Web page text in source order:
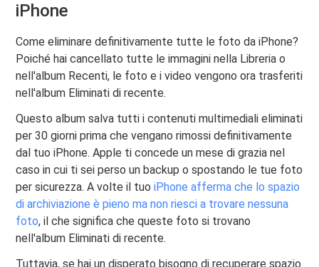
iPhone
Come eliminare definitivamente tutte le foto da iPhone?
Poiché hai cancellato tutte le immagini nella Libreria o
nell'album Recenti, le foto e i video vengono ora trasferiti
nell'album Eliminati di recente.
Questo album salva tutti i contenuti multimediali eliminati
per 30 giorni prima che vengano rimossi definitivamente
dal tuo iPhone. Apple ti concede un mese di grazia nel
caso in cui ti sei perso un backup o spostando le tue foto
per sicurezza. A volte il tuoiPhone afferma che lo spazio
di archiviazione è pieno ma non riesci a trovare nessuna
foto, il che significa che queste foto si trovano
nell'album Eliminati di recente.
Tuttavia, se hai un disperato bisogno di recuperare spazio